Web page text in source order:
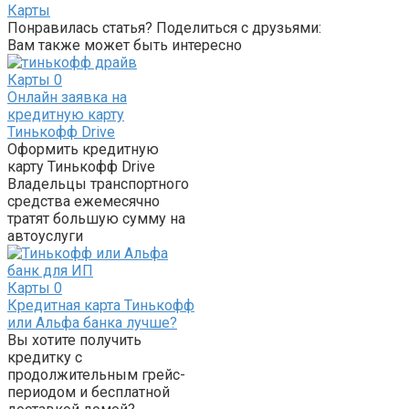
Карты
Понравилась статья? Поделиться с друзьями:
Вам также может быть интересно
Карты 0
Онлайн заявка на
кредитную карту
Тинькофф Drive
Оформить кредитную
карту Тинькофф Drive
Владельцы транспортного
средства ежемесячно
тратят большую сумму на
автоуслуги
Карты 0
Кредитная карта Тинькофф
или Альфа банка лучше?
Вы хотите получить
кредитку с
продолжительным грейс-
периодом и бесплатной